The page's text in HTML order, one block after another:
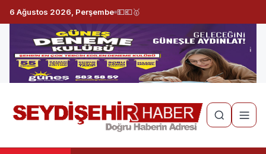
6 Ağustos 2026, Perşembe 💵💶🥇